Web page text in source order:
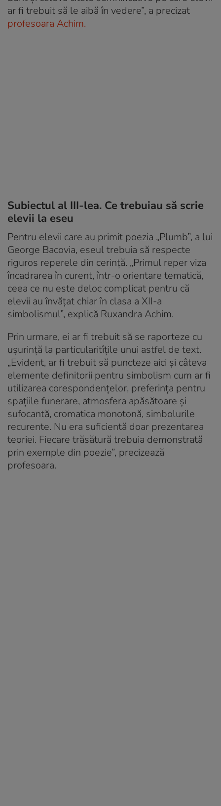
ar fi trebuit să le aibă în vedere”, a precizat
profesoara Achim.
Subiectul al III-lea. Ce trebuiau să scrie
elevii la eseu
Pentru elevii care au primit poezia „Plumb”, a lui
George Bacovia, eseul trebuia să respecte
riguros reperele din cerință. „Primul reper viza
încadrarea în curent, într-o orientare tematică,
ceea ce nu este deloc complicat pentru că
elevii au învățat chiar în clasa a XII-a
simbolismul”, explică Ruxandra Achim.
Prin urmare, ei ar fi trebuit să se raporteze cu
ușurință la particularitîțile unui astfel de text.
„Evident, ar fi trebuit să puncteze aici și câteva
elemente definitorii pentru simbolism cum ar fi
utilizarea corespondențelor, preferința pentru
spațiile funerare, atmosfera apăsătoare și
sufocantă, cromatica monotonă, simbolurile
recurente. Nu era suficientă doar prezentarea
teoriei. Fiecare trăsătură trebuia demonstrată
prin exemple din poezie”, precizează
profesoara.